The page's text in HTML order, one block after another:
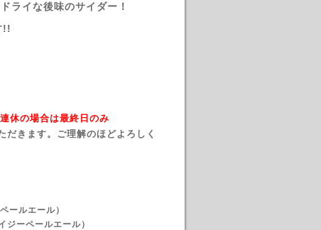
ライな後味のサイダー！
!!
休の場合は最終日のみ
だきます。ご理解のほどよろしく
ールエール）
ーペールエール）